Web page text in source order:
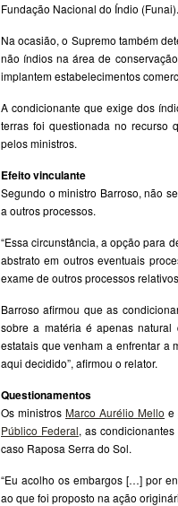
Fundação Nacional do Índio (Funai).
Na ocasião, o Supremo também
não índios na área de
implantem estabelecimentos
A condicionante que exige dos
terras foi questionada no recurso
pelos ministros.
Efeito vinculante
Segundo o ministro Barroso, não
a outros processos.
“Essa circunstância, a opção para
abstrato em outros eventuais
exame de outros processos
Barroso afirmou que as
sobre a matéria é apenas natural
estatais que venham a enfrentar a
aqui decidido”, afirmou o relator.
Questionamentos
Os ministros Marco Aurélio Mello e
Público Federal, as
caso Raposa Serra do Sol.
“Eu acolho os embargos […] por
ao que foi proposto na ação